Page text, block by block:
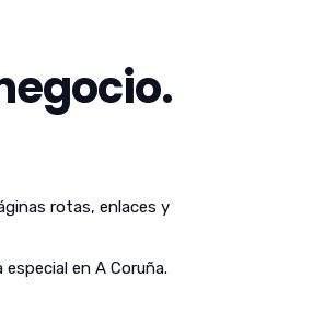
rotas, enlaces y
en A Coruña.